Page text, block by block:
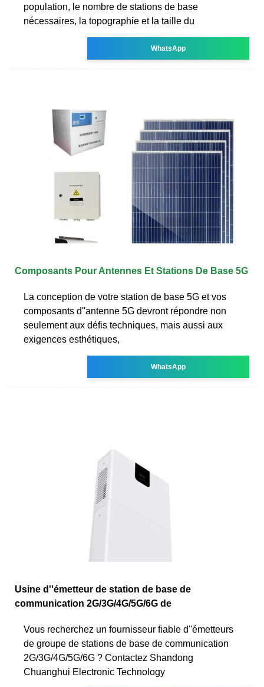
population, le nombre de stations de base
nécessaires, la topographie et la taille du
WhatsApp
Composants Pour Antennes Et Stations De Base 5G
La conception de votre station de base 5G et vos
composants d''antenne 5G devront répondre non
seulement aux défis techniques, mais aussi aux
exigences esthétiques,
WhatsApp
Usine d''émetteur de station de base de
communication 2G/3G/4G/5G/6G de
Vous recherchez un fournisseur fiable d''émetteurs
de groupe de stations de base de communication
2G/3G/4G/5G/6G ? Contactez Shandong
Chuanghui Electronic Technology